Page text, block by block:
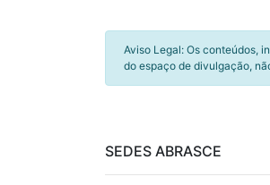
Aviso Legal: Os conteúdos,
do espaço de divulgação,
SEDES ABRASCE